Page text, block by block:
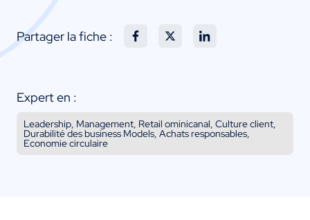
Partager la fiche :
Expert en :
Leadership, Management, Retail ominicanal, Culture client,
Durabilité des business Models, Achats responsables,
Economie circulaire